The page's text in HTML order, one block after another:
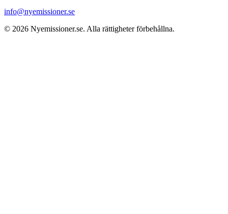
info@nyemissioner.se
© 2026 Nyemissioner.se. Alla rättigheter förbehållna.